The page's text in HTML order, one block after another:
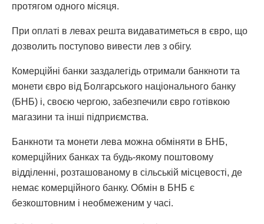
протягом одного місяця.
При оплаті в левах решта видаватиметься в євро, що
дозволить поступово вивести лев з обігу.
Комерційні банки заздалегідь отримали банкноти та
монети євро від Болгарського національного банку
(БНБ) і, своєю чергою, забезпечили євро готівкою
магазини та інші підприємства.
Банкноти та монети лева можна обміняти в БНБ,
комерційних банках та будь-якому поштовому
відділенні, розташованому в сільській місцевості, де
немає комерційного банку. Обмін в БНБ є
безкоштовним і необмеженим у часі.